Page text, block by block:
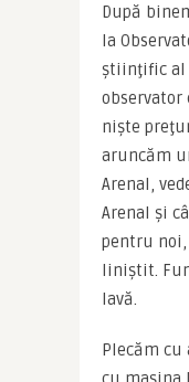
După
la
ştiinţific al
observator
nişte
aruncăm
Arenal,
Arenal şi
pentru
liniştit.
lavă.
Plecăm cu